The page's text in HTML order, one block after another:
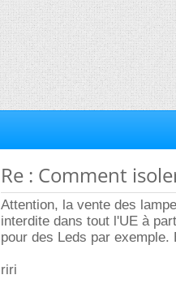
Re : Comment
Attention, la vente des
interdite dans tout l'UE à
pour des Leds par exemple.
riri